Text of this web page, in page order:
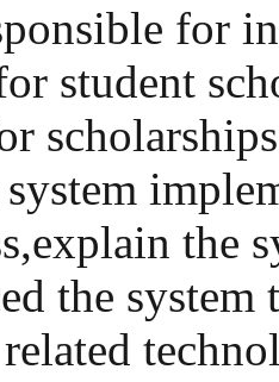
for
student
system
the
the